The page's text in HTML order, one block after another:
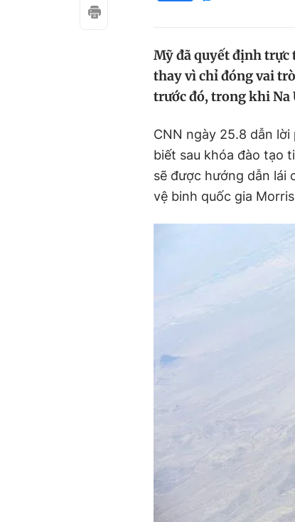
Mỹ đã quyết định trực
thay vì chỉ đóng vai
trước đó, trong khi Na
CNN ngày 25.8 dẫn
biết sau khóa đào tạo
sẽ được hướng dẫn lái
vệ binh quốc gia